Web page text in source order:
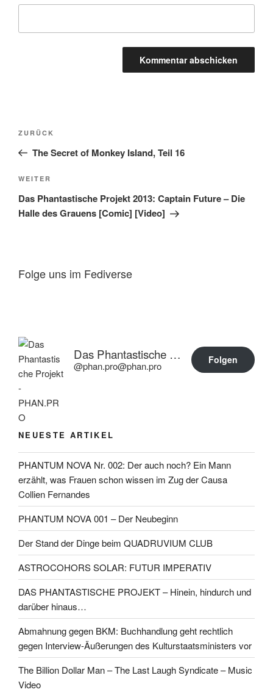
Beitragsnavigation
Vorheriger
Beitrag
ZURÜCK
The Secret of Monkey Island, Teil 16
Nächster
Beitrag
WEITER
Das Phantastische Projekt 2013: Captain Future – Die
Halle des Grauens [Comic] [Video]
Folge uns im Fediverse
Das Phantastische Projekt - PHAN.PRO
@phan.pro@phan.pro
Folgen
NEUESTE ARTIKEL
PHANTUM NOVA Nr. 002: Der auch noch? Ein Mann
erzählt, was Frauen schon wissen im Zug der Causa
Collien Fernandes
PHANTUM NOVA 001 – Der Neubeginn
Der Stand der Dinge beim QUADRUVIUM CLUB
ASTROCOHORS SOLAR: FUTUR IMPERATIV
DAS PHANTASTISCHE PROJEKT – Hinein, hindurch und
darüber hinaus…
Abmahnung gegen BKM: Buchhandlung geht rechtlich
gegen Interview-Äußerungen des Kulturstaatsministers vor
The Billion Dollar Man – The Last Laugh Syndicate – Music
Video